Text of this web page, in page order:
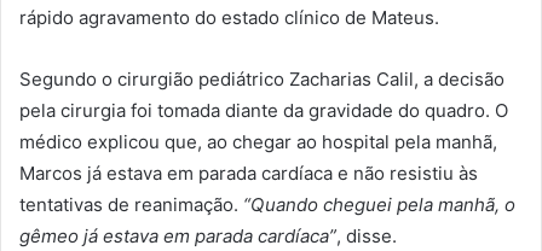
rápido agravamento do estado clínico de Mateus.
Segundo o cirurgião pediátrico Zacharias Calil, a decisão
pela cirurgia foi tomada diante da gravidade do quadro. O
médico explicou que, ao chegar ao hospital pela manhã,
Marcos já estava em parada cardíaca e não resistiu às
tentativas de reanimação. “Quando cheguei pela manhã, o
gêmeo já estava em parada cardíaca”, disse.